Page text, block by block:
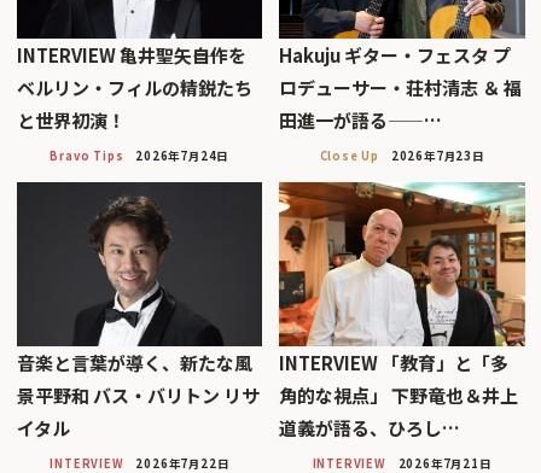
INTERVIEW 亀井聖矢――自作を
ベルリン・フィルの精鋭たち
と世界初演！
Bravo Tips 2026年7月24日
Hakuju ギター・フェスタ プ
ロデューサー・荘村清志 ＆ 福
田進一が語る——…
Close Up 2026年7月23日
音楽と言葉が導く、新たな風
景平野和 バス・バリトン リサ
イタル
INTERVIEW 2026年7月22日
INTERVIEW 「教育」と「多
角的な視点」 下野竜也＆井上
道義が語る、ひろし…
INTERVIEW 2026年7月21日